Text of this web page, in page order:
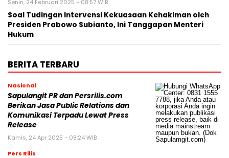
Senin, 24 Februari 2025 - 08:57 WIB
Soal Tudingan Intervensi Kekuasaan Kehakiman oleh
Presiden Prabowo Subianto, Ini Tanggapan Menteri
Hukum
BERITA TERBARU
Nasional
Sapulangit PR dan Persrilis.com
Berikan Jasa Public Relations dan
Komunikasi Terpadu Lewat Press
Release
Kamis, 24 Apr 2025 - 08:24 WIB
Pers Rilis